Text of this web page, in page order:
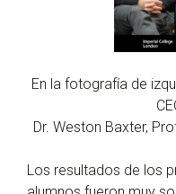
En la fotografía de
Dr. Weston Baxter,
Los resultados de los